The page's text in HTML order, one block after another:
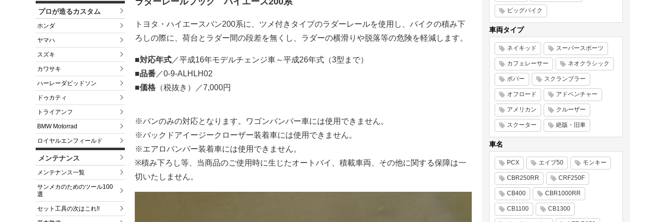
プロが造るカスタム
ホンダ
ヤマハ
スズキ
カワサキ
ハーレーダビッドソン
ドゥカティ
トライアンフ
BMW Motorrad
ロイヤルエンフィールド
メンテナンス
メンテナンス一覧
サンメカのためのツール100
選
セット工具の次はこれ!!
トヨタ・ハイエースバン200系に、ツメ付きタイプのラダーレールを使用し、バイクの積み下
ろしの際に、荷台とラダー間の段差を無くし、ラダーの横滑りや脱落等の危険を軽減します。
■対応年式 ／平成16年モデルチェンジ車～平成26年式（3型まで）
■品番 ／0-9-ALHLH02
■価格 （税抜き）／7,000円
※バンのみの対応となります。ワゴンバンパー車には使用できません。
※バックドアイージークローザー装着車には使用できません。
※エアロバンパー装着車には使用できません。
※積み下ろし等、当商品のご使用時に生じたオートバイ、積載車両、その他に関する保障は一
切いたしません。
ビッグバイク
車両タイプ
ネイキッド スーパースポーツ
カフェレーサー ネオクラシック
ボバー スクランブラー
オフロード アドベンチャー
アメリカン クルーザー
スクーター 絶版・旧車
車名
PCX エイプ50 モンキー
CBR250RR CRF250F
CB400 CBR1000RR
CB1100 CB1300